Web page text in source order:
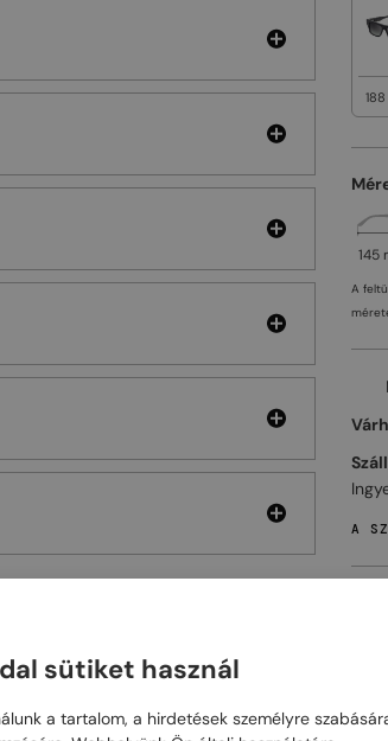
145
A
A
sütiket használ
a tartalom, a hirdetések személyre